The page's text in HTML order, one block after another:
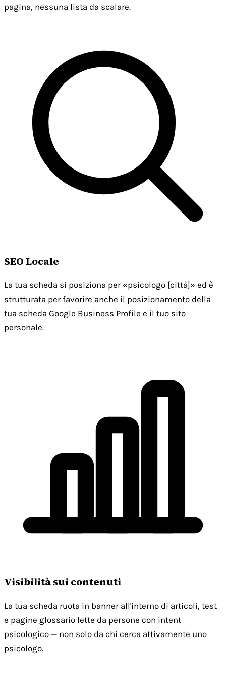
pagina, nessuna lista da scalare.
SEO Locale
La tua scheda si posiziona per «psicologo [città]» ed è
strutturata per favorire anche il posizionamento della
tua scheda Google Business Profile e il tuo sito
personale.
Visibilità sui contenuti
La tua scheda ruota in banner all'interno di articoli, test
e pagine glossario lette da persone con intent
psicologico — non solo da chi cerca attivamente uno
psicologo.